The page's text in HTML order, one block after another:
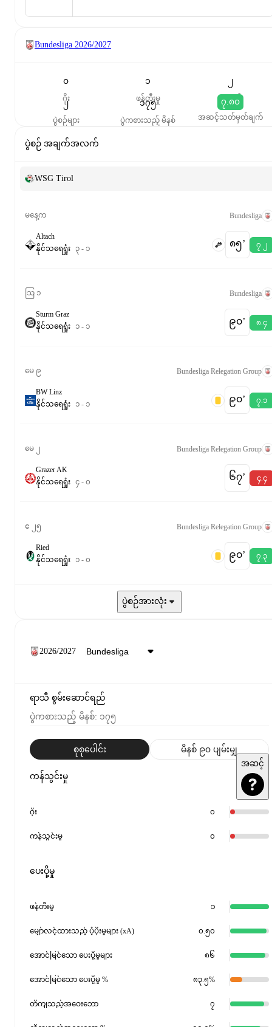
Bundesliga 2026/2027
၀
ဂိုး
၁
ဖန်တီးမှု
၂
ပွဲစတင်
၂
ပွဲစဉ်များ
၁၇၅
ပွဲကစားသည့် မိနစ်
၇.၈၀
အဆင့်သတ်မှတ်ချက်
ပွဲစဉ် အချက်အလက်
WSG Tirol
မနေ့က Bundesliga
Altach
နိုင်သရေရှုံး ၃ - ၁ ၈၅‎’‎ ၇.၂
ဩ ၁ Bundesliga
Sturm Graz
နိုင်သရေရှုံး ၁ - ၁ ၉၀‎’‎ ၈.၄
မေ ၉ Bundesliga Relegation Group
BW Linz
နိုင်သရေရှုံး ၁ - ၁ ၉၀‎’‎ ၇.၁
မေ ၂ Bundesliga Relegation Group
Grazer AK
နိုင်သရေရှုံး ၄- ၀ ၆၇‎’‎ ၄.၄
ဧ ၂၅ Bundesliga Relegation Group
Ried
နိုင်သရေရှုံး ၁- ၀ ၉၀‎’‎ ၇.၃
ပွဲစဉ်အားလုံး
2026/2027
ရာသီ စွမ်းဆောင်ရည်
ပွဲကစားသည့် မိနစ်: ၁၇၅
စုစုပေါင်း မိနစ် ၉၀ ပျမ်းမျှ
ကန်သွင်းမှု
အဆင့်
ဂိုး ၀
ကန်သွင်းမှု ၀
ပေးပို့မှု
ဖန်တီးမှု ၁
မျှော်လင့်ထားသည့် ပံ့ပိုးမှုများ (xA) ၀.၅၀
အောင်မြင်သော ပေးပို့မှုများ ၈၆
အောင်မြင်သော ပေးပို့မှု % ၈၃.၅%
တိကျသည့်အဝေးဘော ၇